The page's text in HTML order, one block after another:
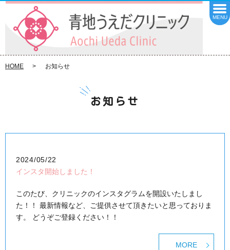
MENU
HOME お知らせ
お知らせ
2024/05/22
インスタ開始しました！
このたび、クリニックのインスタグラムを開設いたしまし
た！！ 最新情報など、ご提供させて頂きたいと思っておりま
す。 どうぞご登録ください！！
MORE